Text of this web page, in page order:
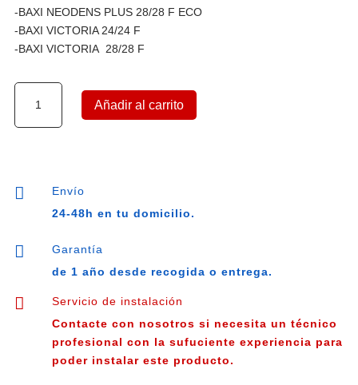
-BAXI NEODENS PLUS 28/28 F ECO
-BAXI VICTORIA 24/24 F
-BAXI VICTORIA 28/28 F
circulación
BXSL15/6B
MC
cantidad
Añadir al carrito

Envío
24-48h en tu domicilio.

Garantía
de 1 año desde recogida o entrega.

Servicio de instalación
Contacte con nosotros si necesita un técnico
profesional con la sufuciente experiencia para
poder instalar este producto.